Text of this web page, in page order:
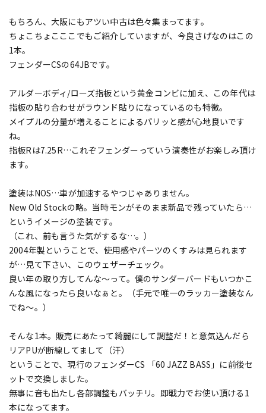
もちろん、大阪にもアツい中古は色々集まってます。
ちょこちょこここでもご紹介していますが、今良さげなのはこの
1本。
フェンダーCSの64JBです。
アルダーボディ/ローズ指板という黄金コンビに加え、この年代は
指板の貼り合わせがラウンド貼りになっているのも特徴。
メイプルの分量が増えることによるパリッと感が心地良いです
ね。
指板Rは7.25R…これぞフェンダーっていう演奏性がお楽しみ頂け
ます。
塗装はNOS…車が加速するやつじゃありません。
New Old Stockの略。当時モンがそのまま新品で残っていたら…
というイメージの塗装です。
（これ、前も言うた気がするな…。）
2004年製ということで、使用感やパーツのくすみは見られます
が…見て下さい、このウェザーチェック。
良い年の取り方してんな～って。僕のサンダーバードもいつかこ
んな風になったら良いなぁと。（手元で唯一のラッカー塗装なん
でね～。）
そんな1本。販売にあたって綺麗にして調整だ！と意気込んだら
リアPUが断線してまして（汗）
ということで、現行のフェンダーCS 「60 JAZZ BASS」に前後セ
ットで交換しました。
無事に音も出たし各部調整もバッチリ。即戦力でお使い頂ける1
本になってます。